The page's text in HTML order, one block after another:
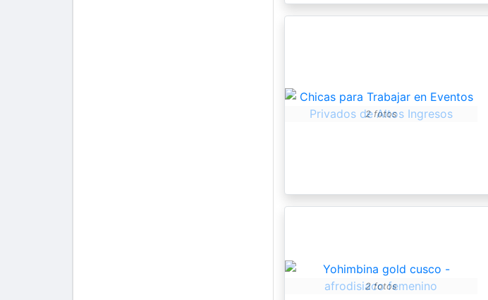
2 fotos
2 fotos